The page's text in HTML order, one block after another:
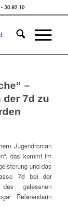
30 92 10
–
der 7d zu
Jugendroman
das kommt im
und das
7d bei der
gelesenen
Referendarin